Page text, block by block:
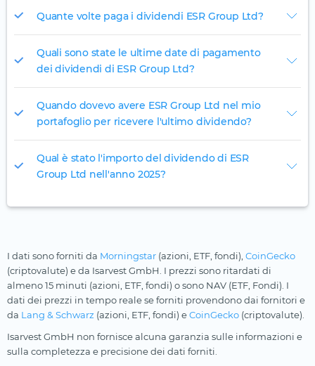
Quante volte paga i dividendi ESR Group Ltd?
Quali sono state le ultime date di pagamento
dei dividendi di ESR Group Ltd?
Quando dovevo avere ESR Group Ltd nel mio
portafoglio per ricevere l'ultimo dividendo?
Qual è stato l'importo del dividendo di ESR
Group Ltd nell'anno 2025?
I dati sono forniti da Morningstar (azioni, ETF, fondi), CoinGecko
(criptovalute) e da Isarvest GmbH. I prezzi sono ritardati di
almeno 15 minuti (azioni, ETF, fondi) o sono NAV (ETF, Fondi). I
dati dei prezzi in tempo reale se forniti provendono dai fornitori e
da Lang & Schwarz (azioni, ETF, fondi) eCoinGecko (criptovalute).
Isarvest GmbH non fornisce alcuna garanzia sulle informazioni e
sulla completezza e precisione dei dati forniti.